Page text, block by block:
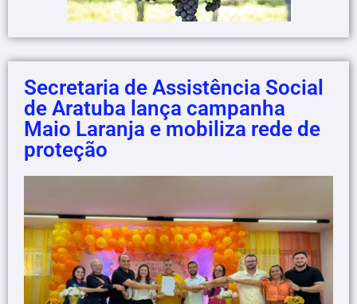
Secretaria de Assistência Social
de Aratuba lança campanha
Maio Laranja e mobiliza rede de
proteção